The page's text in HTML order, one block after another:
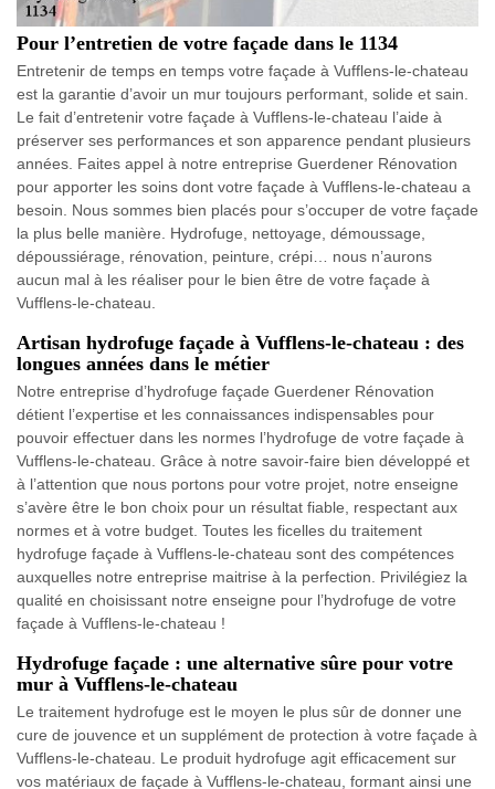
Pour l’entretien de votre façade dans le 1134
Entretenir de temps en temps votre façade à Vufflens-le-chateau
est la garantie d’avoir un mur toujours performant, solide et sain.
Le fait d’entretenir votre façade à Vufflens-le-chateau l’aide à
préserver ses performances et son apparence pendant plusieurs
années. Faites appel à notre entreprise Guerdener Rénovation
pour apporter les soins dont votre façade à Vufflens-le-chateau a
besoin. Nous sommes bien placés pour s’occuper de votre façade
la plus belle manière. Hydrofuge, nettoyage, démoussage,
dépoussiérage, rénovation, peinture, crépi… nous n’aurons
aucun mal à les réaliser pour le bien être de votre façade à
Vufflens-le-chateau.
Artisan hydrofuge façade à Vufflens-le-chateau : des
longues années dans le métier
Notre entreprise d’hydrofuge façade Guerdener Rénovation
détient l’expertise et les connaissances indispensables pour
pouvoir effectuer dans les normes l’hydrofuge de votre façade à
Vufflens-le-chateau. Grâce à notre savoir-faire bien développé et
à l’attention que nous portons pour votre projet, notre enseigne
s’avère être le bon choix pour un résultat fiable, respectant aux
normes et à votre budget. Toutes les ficelles du traitement
hydrofuge façade à Vufflens-le-chateau sont des compétences
auxquelles notre entreprise maitrise à la perfection. Privilégiez la
qualité en choisissant notre enseigne pour l’hydrofuge de votre
façade à Vufflens-le-chateau !
Hydrofuge façade : une alternative sûre pour votre
mur à Vufflens-le-chateau
Le traitement hydrofuge est le moyen le plus sûr de donner une
cure de jouvence et un supplément de protection à votre façade à
Vufflens-le-chateau. Le produit hydrofuge agit efficacement sur
vos matériaux de façade à Vufflens-le-chateau, formant ainsi une